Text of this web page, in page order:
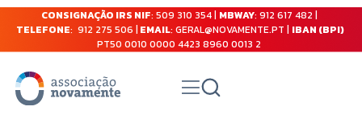
CONSIGNAÇÃO IRS NIF: 509 310 354 | MBWAY: 912 617 482 |
TELEFONE: 912 275 506 | EMAIL: GERAL@NOVAMENTE.PT | IBAN (BPI)
PT50 0010 0000 4423 8960 0013 2